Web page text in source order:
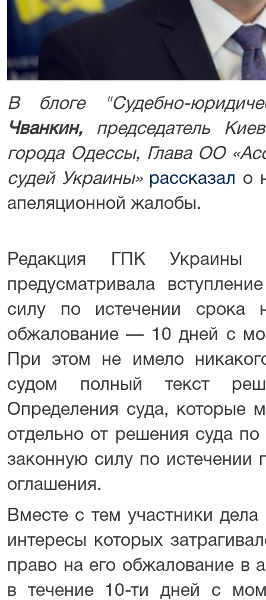
В блоге "Судебно-
Чванкин, председатель
города Одессы, Глава ОО
судей Украины» рассказал о
апеляционной жалобы.
Редакция ГПК Украины
предусматривала
силу по истечении срока
обжалование — 10 дней с
При этом не имело
судом полный текст
Определения суда, которые
отдельно от решения суда по
законную силу по истечении
оглашения.
Вместе с тем участники
интересы которых
право на его обжалование в
в течение 10-ти дней с